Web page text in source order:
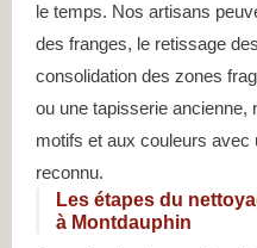
le temps. Nos artisans
des franges, le retissage
consolidation des zones
ou une tapisserie ancienne,
motifs et aux couleurs avec
reconnu.
Les étapes du
à Montdauphin